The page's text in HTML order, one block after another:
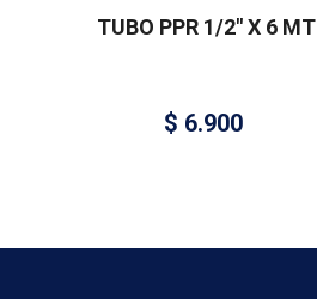
TUBO PPR 1/2″ X 6 MT
$ 6.900